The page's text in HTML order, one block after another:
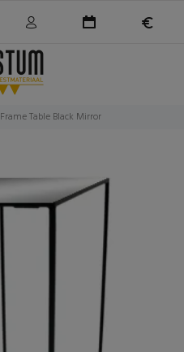
Frame Table Black Mirror